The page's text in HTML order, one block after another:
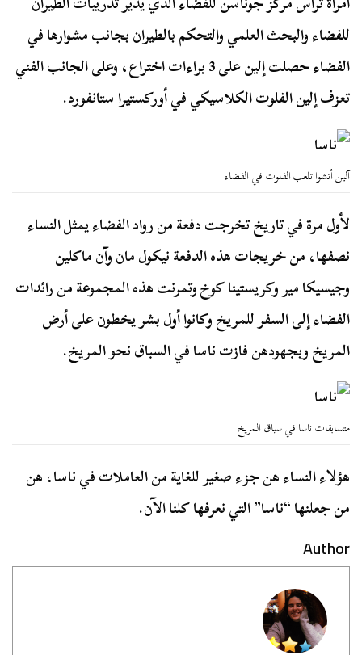
للفضاء والبحث العلمي والتحكم بالطيران بجانب مشوارها في
الفضاء حصلت إلين على 3 براءات اختراع، وعلى الجانب الفني
تعزف إلين الفلوت الكلاسيكي في أوركستيرا ستانفورد.
آلين أتشوا تلعب الفلوت في الفضاء
لأول مرة في تاريخ تخرجت دفعة من رواد الفضاء يمثل النساء
نصفها، من خريجات هذه الدفعة نيكول مان وآن ماكلين
وجيسيكا مير وكريستينا كوخ وتمرنت هذه المجموعة من رائدات
الفضاء إلى السفر للمريخ وكانوا أول بشر يخطون على أرض
المريخ وبجهودهن فازت ناسا في السباق نحو المريخ.
متسابقات ناسا في سباق المريخ
هؤلاء النساء هن جزء صغير للغاية من العاملات في ناسا، هن
من جعلنها “ناسا” التي نعرفها كلنا الآن.
Author